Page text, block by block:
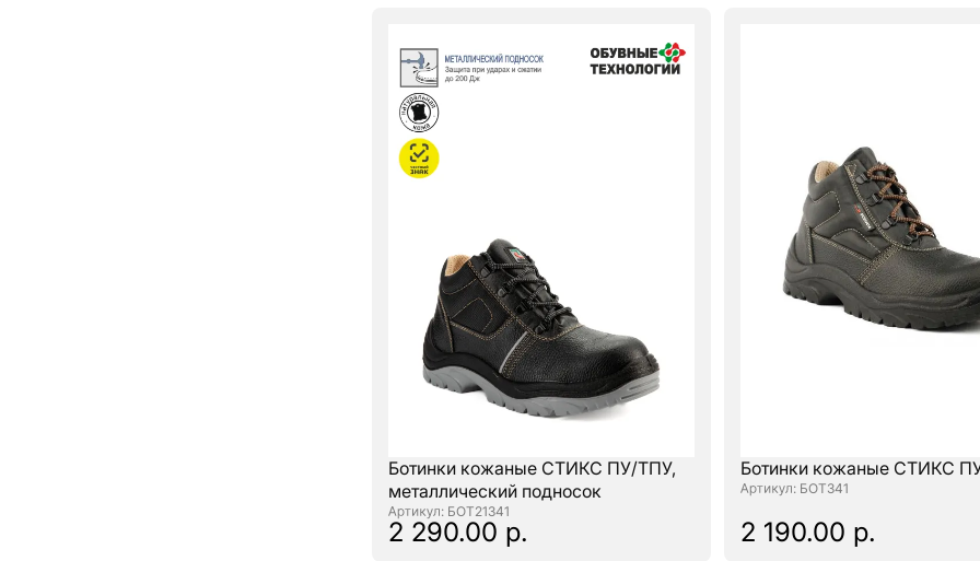
Ботинки кожаные СТИКС ПУ/ТПУ,
металлический подносок
: БОТ21341
2 290.00 р.
Ботинки кожаные СТИКС
: БОТ341
2 190.00 р.